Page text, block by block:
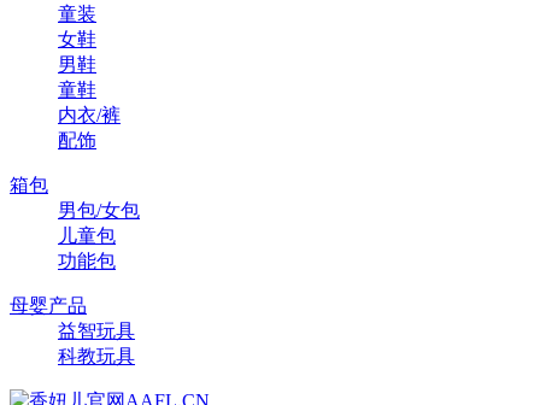
童装
女鞋
男鞋
童鞋
内衣/裤
配饰
箱包
男包/女包
儿童包
功能包
母婴产品
益智玩具
科教玩具